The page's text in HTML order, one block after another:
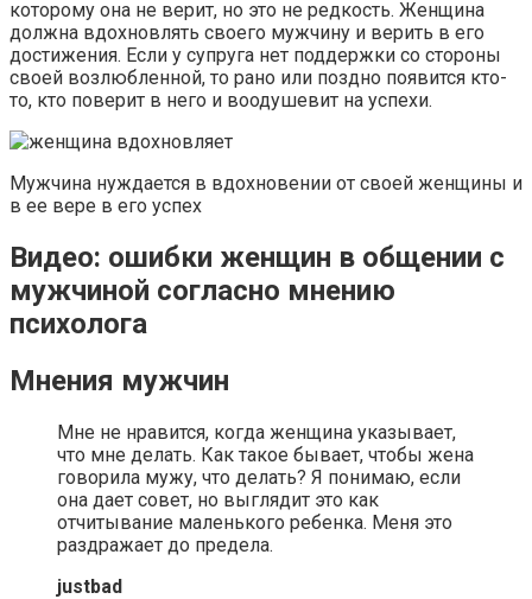
которому она не верит, но это не редкость. Женщина
должна вдохновлять своего мужчину и верить в его
достижения. Если у супруга нет поддержки со стороны
своей возлюбленной, то рано или поздно появится кто-
то, кто поверит в него и воодушевит на успехи.
Мужчина нуждается в вдохновении от своей женщины и
в ее вере в его успех
Видео: ошибки женщин в общении с
мужчиной согласно мнению
психолога
Мнения мужчин
Мне не нравится, когда женщина указывает,
что мне делать. Как такое бывает, чтобы жена
говорила мужу, что делать? Я понимаю, если
она дает совет, но выглядит это как
отчитывание маленького ребенка. Меня это
раздражает до предела.
justbad